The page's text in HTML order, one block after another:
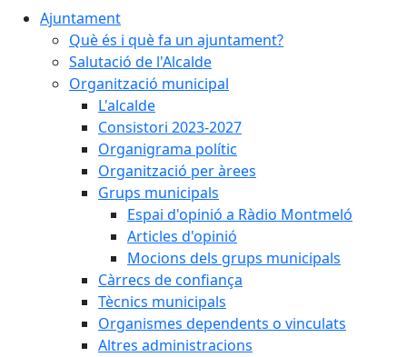
Ajuntament
Què és i què fa un ajuntament?
Salutació de l'Alcalde
Organització municipal
L'alcalde
Consistori 2023-2027
Organigrama polític
Organització per àrees
Grups municipals
Espai d'opinió a Ràdio Montmeló
Articles d'opinió
Mocions dels grups municipals
Càrrecs de confiança
Tècnics municipals
Organismes dependents o vinculats
Altres administracions